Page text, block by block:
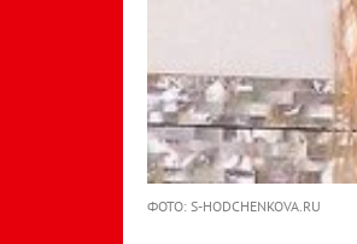
ФОТО: S-HODCHENKOVA.RU